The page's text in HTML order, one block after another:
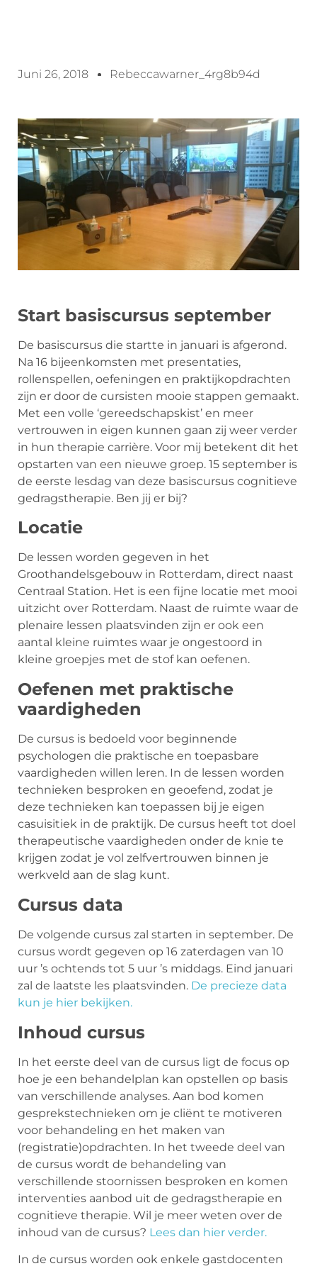
Juni 26, 2018 Rebeccawarner_4rg8b94d
Start basiscursus september
De basiscursus die startte in januari is afgerond.
Na 16 bijeenkomsten met presentaties,
rollenspellen, oefeningen en praktijkopdrachten
zijn er door de cursisten mooie stappen gemaakt.
Met een volle ‘gereedschapskist’ en meer
vertrouwen in eigen kunnen gaan zij weer verder
in hun therapie carrière. Voor mij betekent dit het
opstarten van een nieuwe groep. 15 september is
de eerste lesdag van deze basiscursus cognitieve
gedragstherapie. Ben jij er bij?
Locatie
De lessen worden gegeven in het
Groothandelsgebouw in Rotterdam, direct naast
Centraal Station. Het is een fijne locatie met mooi
uitzicht over Rotterdam. Naast de ruimte waar de
plenaire lessen plaatsvinden zijn er ook een
aantal kleine ruimtes waar je ongestoord in
kleine groepjes met de stof kan oefenen.
Oefenen met praktische
vaardigheden
De cursus is bedoeld voor beginnende
psychologen die praktische en toepasbare
vaardigheden willen leren. In de lessen worden
technieken besproken en geoefend, zodat je
deze technieken kan toepassen bij je eigen
casuisitiek in de praktijk. De cursus heeft tot doel
therapeutische vaardigheden onder de knie te
krijgen zodat je vol zelfvertrouwen binnen je
werkveld aan de slag kunt.
Cursus data
De volgende cursus zal starten in september. De
cursus wordt gegeven op 16 zaterdagen van 10
uur ’s ochtends tot 5 uur ’s middags. Eind januari
zal de laatste les plaatsvinden. De precieze data
kun je hier bekijken.
Inhoud cursus
In het eerste deel van de cursus ligt de focus op
hoe je een behandelplan kan opstellen op basis
van verschillende analyses. Aan bod komen
gesprekstechnieken om je cliënt te motiveren
voor behandeling en het maken van
(registratie)opdrachten. In het tweede deel van
de cursus wordt de behandeling van
verschillende stoornissen besproken en komen
interventies aanbod uit de gedragstherapie en
cognitieve therapie. Wil je meer weten over de
inhoud van de cursus? Lees dan hier verder.
In de cursus worden ook enkele gastdocenten